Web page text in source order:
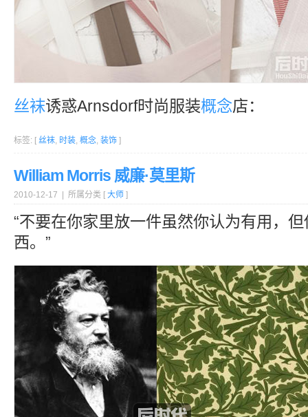
丝袜诱惑Arnsdorf时尚服装概念店：
标签: [ 丝袜, 时装, 概念, 装饰 ]
William Morris 威廉·莫里斯
2010-12-17 | 所属分类 [ 大师 ]
“不要在你家里放一件虽然你认为有用，
西。”